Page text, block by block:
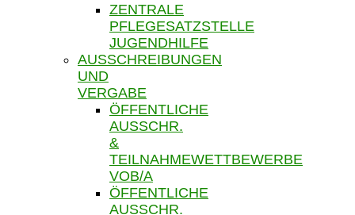
ZENTRALE
PFLEGESATZSTELLE
JUGENDHILFE
AUSSCHREIBUNGEN
UND
VERGABE
ÖFFENTLICHE
AUSSCHR.
&
TEILNAHMEWETTBEWERBE
VOB/A
ÖFFENTLICHE
AUSSCHR.